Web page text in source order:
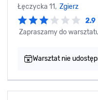
Łęczycka 11, Zgierz
2.9
Zapraszamy do
Warsztat nie